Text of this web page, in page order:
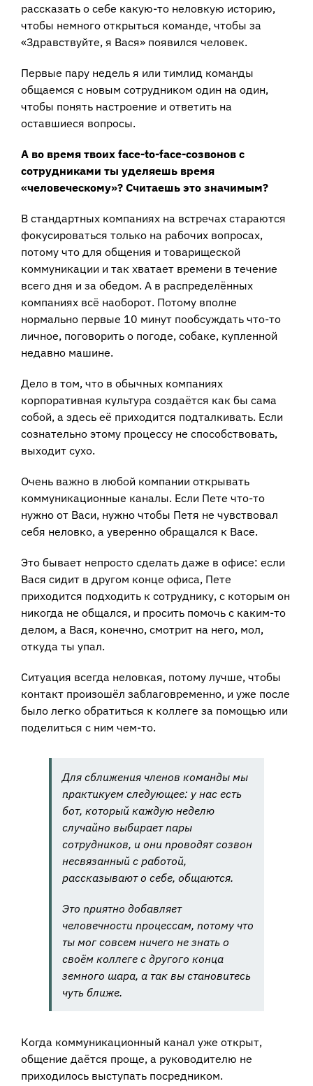
рассказать о себе какую-то неловкую историю,
чтобы немного открыться команде, чтобы за
«Здравствуйте, я Вася» появился человек.
Первые пару недель я или тимлид команды
общаемся с новым сотрудником один на один,
чтобы понять настроение и ответить на
оставшиеся вопросы.
А во время твоих face-to-face-созвонов с
сотрудниками ты уделяешь время
«человеческому»? Считаешь это значимым?
В стандартных компаниях на встречах стараются
фокусироваться только на рабочих вопросах,
потому что для общения и товарищеской
коммуникации и так хватает времени в течение
всего дня и за обедом. А в распределённых
компаниях всё наоборот. Потому вполне
нормально первые 10 минут пообсуждать что-то
личное, поговорить о погоде, собаке, купленной
недавно машине.
Дело в том, что в обычных компаниях
корпоративная культура создаётся как бы сама
собой, а здесь её приходится подталкивать. Если
сознательно этому процессу не способствовать,
выходит сухо.
Очень важно в любой компании открывать
коммуникационные каналы. Если Пете что-то
нужно от Васи, нужно чтобы Петя не чувствовал
себя неловко, а уверенно обращался к Васе.
Это бывает непросто сделать даже в офисе: если
Вася сидит в другом конце офиса, Пете
приходится подходить к сотруднику, с которым он
никогда не общался, и просить помочь с каким-то
делом, а Вася, конечно, смотрит на него, мол,
откуда ты упал.
Ситуация всегда неловкая, потому лучше, чтобы
контакт произошёл заблаговременно, и уже после
было легко обратиться к коллеге за помощью или
поделиться с ним чем-то.
Для сближения членов команды мы
практикуем следующее: у нас есть
бот, который каждую неделю
случайно выбирает пары
сотрудников, и они проводят созвон
несвязанный с работой,
рассказывают о себе, общаются.
Это приятно добавляет
человечности процессам, потому что
ты мог совсем ничего не знать о
своём коллеге с другого конца
земного шара, а так вы становитесь
чуть ближе.
Когда коммуникационный канал уже открыт,
общение даётся проще, а руководителю не
приходилось выступать посредником.